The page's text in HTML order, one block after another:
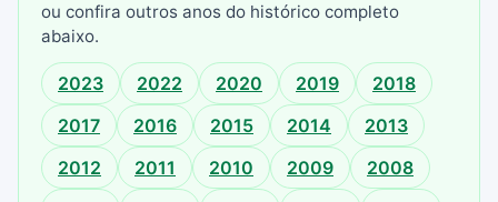
ou confira outros anos do histórico completo
abaixo.
2023 2022 2020 2019
2018
2017
2016 2015 2014
2013
2012
2011 2010 2009
2008